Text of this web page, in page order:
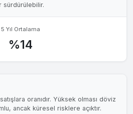
sürdürülebilir.
5 Yıl Ortalama
%14
oranıdır. Yüksek olması döviz
ancak küresel risklere açıktır.